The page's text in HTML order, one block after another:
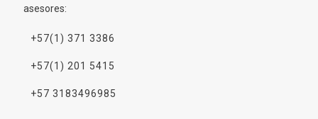
asesores:
+57(1) 371 3386
+57(1) 201 5415
+57 3183496985